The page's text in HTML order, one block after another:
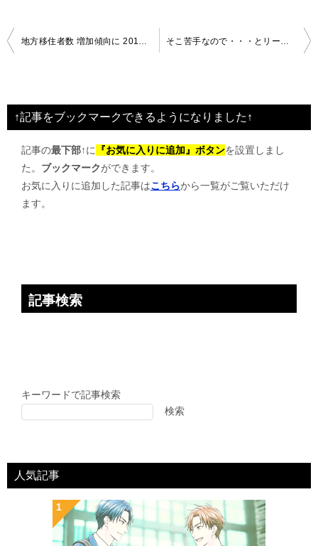
投
ビ
ゲ
↑記事をブックマークできるようになりました↑
記事の最下部↑に 『お気に入りに追加』ボタンを設置しまし
た。 ブックマークができます。
お気に入りに追加した記事はこちらから一覧がご覧いただけ
ます。
記事検索
キーワードで記事検索
検索
人気記事